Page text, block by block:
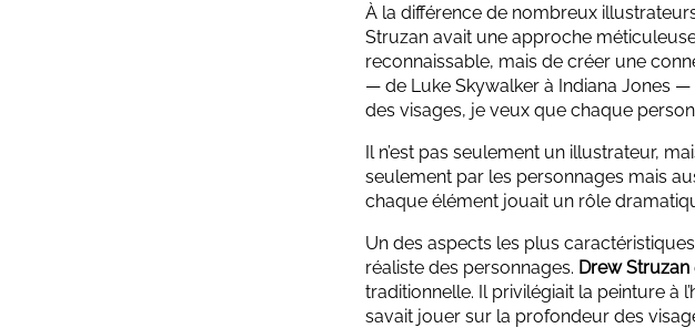
À la différence de nombreux
Struzan avait une approche
reconnaissable, mais de créer une
— de Luke Skywalker à Indiana Jones
des visages, je veux que chaque
Il n’est pas seulement un illustrateur,
seulement par les personnages mais
chaque élément jouait un rôle
Un des aspects les plus
réaliste des personnages. Drew Struzan
traditionnelle. Il privilégiait la peinture à
savait jouer sur la profondeur des